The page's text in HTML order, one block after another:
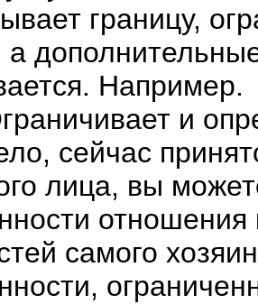
границу,
а
Например.
и
сейчас
лица, вы
отношения
самого